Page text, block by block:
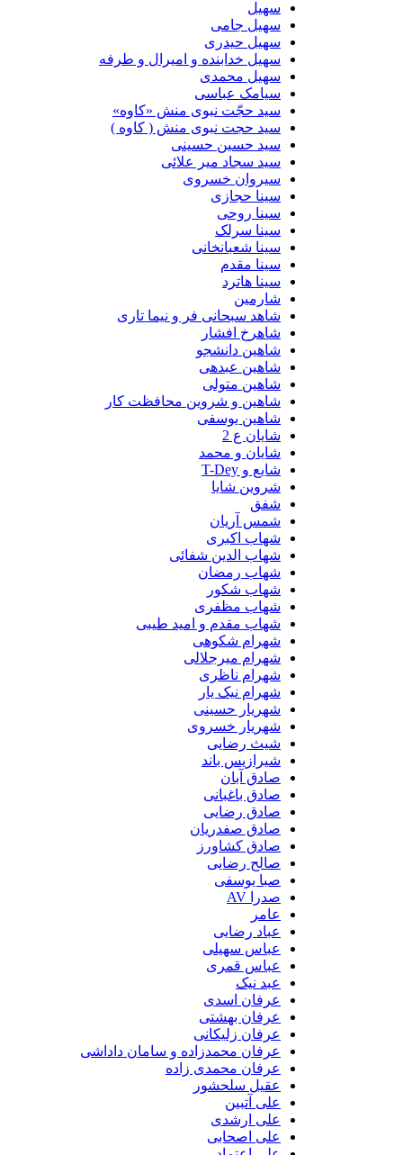
سهیل
سهیل جامی
سهیل حیدری
سهیل خدابنده و امیرال و طرفه
سهیل محمدی
سیامک عباسی
سید حجّت نبوی منش «کاوه»
سید حجت نبوی منش ( کاوه )
سید حسین حسینى
سید سجاد میر علائی
سیروان خسروی
سینا حجازی
سینا روحی
سینا سرلک
سینا شعبانخانی
سینا مقدم
سینا هاترد
شارمین
شاهد سبحانی فر و نیما تاری
شاهرخ افشار
شاهین دانشجو
شاهین عبدهی
شاهین متولی
شاهین و شروین محافظت کار
شاهین یوسفی
شایان ع 2
شایان و محمد
شایع و T-Dey
شروین شایا
شفق
شمس آریان
شهاب اکبری
شهاب الدین شفائی
شهاب رمضان
شهاب شکور
شهاب مظفری
شهاب مقدم و امید طیبی
شهرام شکوهی
شهرام میرجلالی
شهرام ناظری
شهرام نیک یار
شهریار حسینی
شهریار خسروی
شیث رضایی
شیرازیس باند
صادق آبان
صادق باغبانی
صادق رضایی
صادق صفدریان
صادق کشاورز
صالح رضایی
صبا یوسفی
صدرا AV
عامر
عباد رضایی
عباس سهیلی
عباس قمری
عبد نیک
عرفان اسدی
عرفان بهشتی
عرفان زلیکانی
عرفان محمدزاده و سامان داداشی
عرفان محمدی زاده
عقیل سلحشور
علی آتبین
علی ارشدی
علی اصحابی